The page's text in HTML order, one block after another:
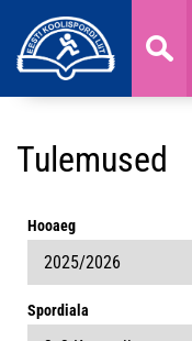
Tulemused
Hooaeg
Spordiala